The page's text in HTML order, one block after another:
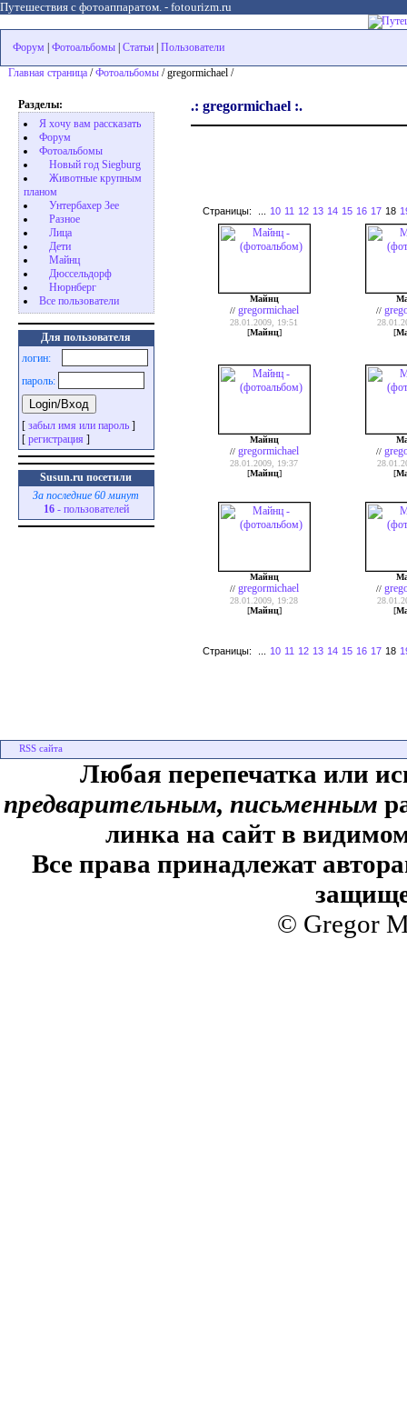
Путешествия с фотоаппаратом. - fotourizm.ru
Форум Фотоальбомы Статьи Пользователи
Главная страница /Фотоальбомы / gregormichael /
Разделы:
Я хочу вам рассказать
Форум
Фотоальбомы
Новый год Siegburg
Животные крупным
планом
Унтербахер Зее
Разное
Лица
Дети
Майнц
Дюссельдорф
Нюрнберг
Все пользователи
Для пользователя
логин:
пароль:
[ забыл имя или пароль ]
[ регистрация ]
Susun.ru посетили
За последние 60 минут
16 - пользователей
.: gregormichael :.
Страницы: 10 11 12 13 14 15 16 17 18
Майнц
// gregormichael
28.01.2009, 19:51
[Майнц]
//
[
Майнц
// gregormichael
28.01.2009, 19:37
[Майнц]
//
[
Майнц
// gregormichael
28.01.2009, 19:28
[Майнц]
//
[
Страницы: 10 11 12 13 14 15 16 17 18
Любая перепечатка или
предварительным, письменным
линка на сайт в
Все права принадлежат
© Gregor